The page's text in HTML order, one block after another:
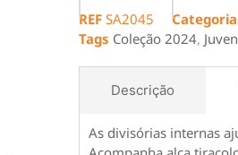
REF SA2045
Tags Coleção 2024,
Descrição
As divisórias internas